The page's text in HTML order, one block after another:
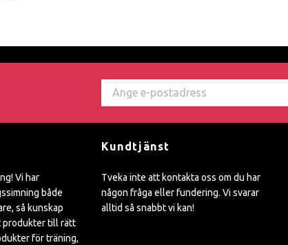
Vi har
både
så kunskap
produkter till rätt
för träning,
Kundtjänst
Tveka inte att kontakta oss om du har
någon fråga eller fundering. Vi svarar
alltid så snabbt vi kan!